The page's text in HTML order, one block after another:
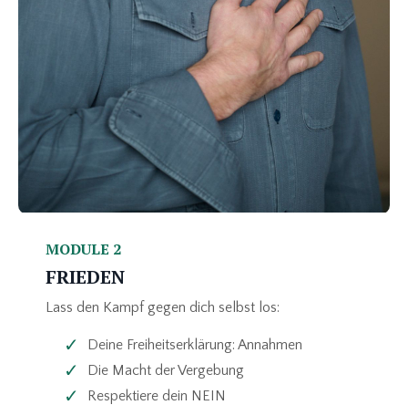
MODULE 2
FRIEDEN
Lass den Kampf gegen dich selbst los:
Deine Freiheitserklärung: Annahmen
Die Macht der Vergebung
Respektiere dein NEIN